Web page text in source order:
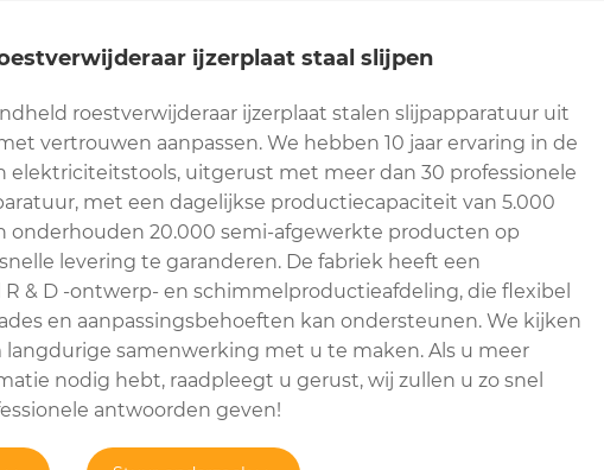
ijzerplaat staal slijpen
roestverwijderaar ijzerplaat stalen slijpapparatuur uit
vertrouwen aanpassen. We hebben 10 jaar ervaring in de
elektriciteitstools, uitgerust met meer dan 30 professionele
met een dagelijkse productiecapaciteit van 5.000
onderhouden 20.000 semi-afgewerkte producten op
levering te garanderen. De fabriek heeft een
R & D -ontwerp- en schimmelproductieafdeling, die flexibel
en aanpassingsbehoeften kan ondersteunen. We kijken
langdurige samenwerking met u te maken. Als u meer
nodig hebt, raadpleegt u gerust, wij zullen u zo snel
antwoorden geven!